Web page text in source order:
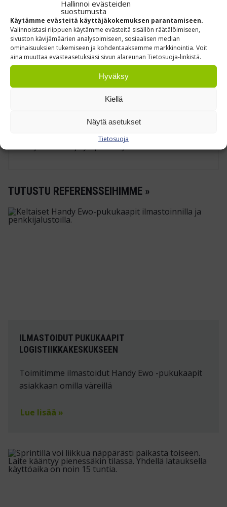
Hallinnoi evästeiden
suostumusta
Käytämme evästeitä käyttäjäkokemuksen parantamiseen.
Valinnoistasi riippuen käytämme evästeitä sisällön räätälöimiseen,
sivuston kävijämäärien analysoimiseen, sosiaalisen median
ominaisuuksien tukemiseen ja kohdentaaksemme markkinointia. Voit
aina muuttaa evästeasetuksiasi sivun alareunan Tietosuoja-linkistä.
Hyväksy
Kiellä
Näytä asetukset
Tietosuoja
TUKEE SUJUVAA JA
YMPÄRISTÖVASTUULLISTA PAKKAAMISTA
Käyttämällä PP‑pakkausteippiä akryyliliimalla
varmistat, että pakkaus pysyy tiukasti kiinni ja
lähetykset ovat siistejä – ja
kierrätysprosessissa teippi voidaan erotella
pahvista ilman haitallisia lisäaineita.
taloudellinen ratkaisu, joka pitää
hiljaisemmin ja ympäristöystävällisemmin.
TUTUSTU REFERENSSEIHIMME »
ILMASTOIDUT PUKUKAAPIT
LOGISTIIKKAKESKUKSEEN
Toimitimme ilmastoidut Handy Ewo -pukukaapit
asiakkaan omilla väreillä
Lue lisää »